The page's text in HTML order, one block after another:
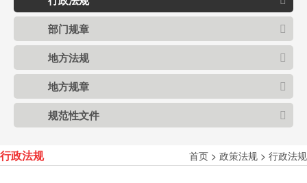
部门规章
地方法规
地方规章
规范性文件
行政法规 首页 > 政策法规 > 行政法规